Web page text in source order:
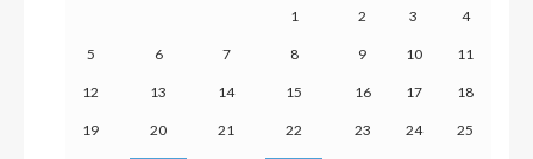
1 2 3 4
5 6 7 8 9 10 11
12 13 14 15 16 17 18
19 20 21 22 23 24 25